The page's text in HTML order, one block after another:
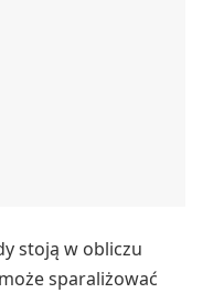
stoją w obliczu
sparaliżować